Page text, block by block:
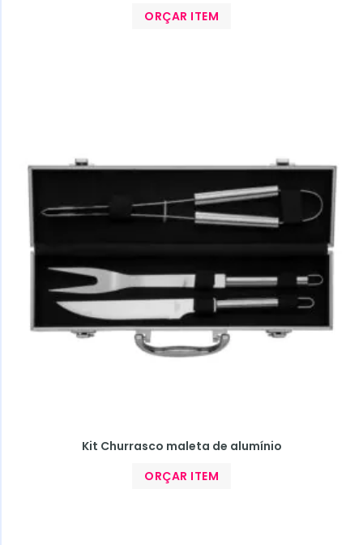
ORÇAR ITEM
Kit Churrasco maleta de alumínio
ORÇAR ITEM